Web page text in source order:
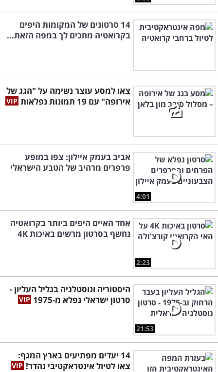
14 סרטונים של המקומות היפים
בקרואטיה מחכים לך במפה הזאת...
צאו למסע עוצר נשימה על "הגג של
אירופה" עם 19 תמונות נפלאות
4:01
אביב בעמק איילון: צפו במופע
פרפרים מרהיב של הטבע הישראלי
2:23
אחד האיים היפים ביותר בקרואטיה
נחשף בסרטון מרשים באיכות 4K
21:53
היסטוריה ונוסטלגיה בגליל העליון -
סרטון ישראלי נפלא מ-1975
14 יעדים מפתיעים בארץ המגף:
צאו לטיול אינטראקטיבי נהדר!